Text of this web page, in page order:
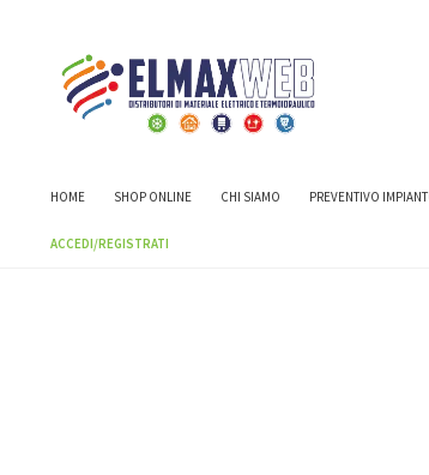
HOME SHOP ONLINE CHI SIAMO PREVENTIVO
ACCEDI/REGISTRATI
Home Shop APPARECCHI DI ILLUMINAZIONE